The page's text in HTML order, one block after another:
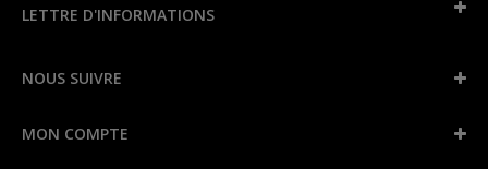
LETTRE D'INFORMATIONS
NOUS SUIVRE
MON COMPTE